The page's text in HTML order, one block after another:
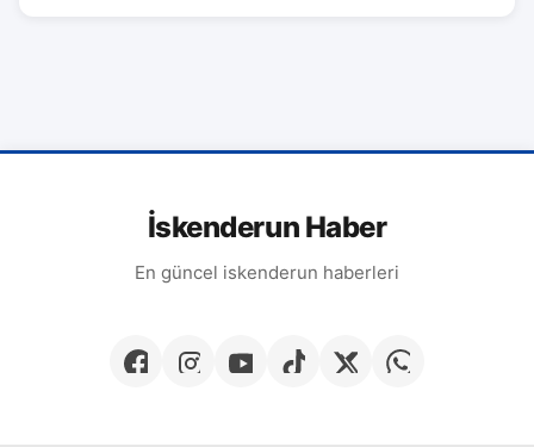
İskenderun Haber
En güncel iskenderun haberleri